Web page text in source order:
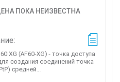
ПОКА НЕИЗВЕСТНА
XG (AF60-XG) - точка доступа
создания соединений точка-
средней...